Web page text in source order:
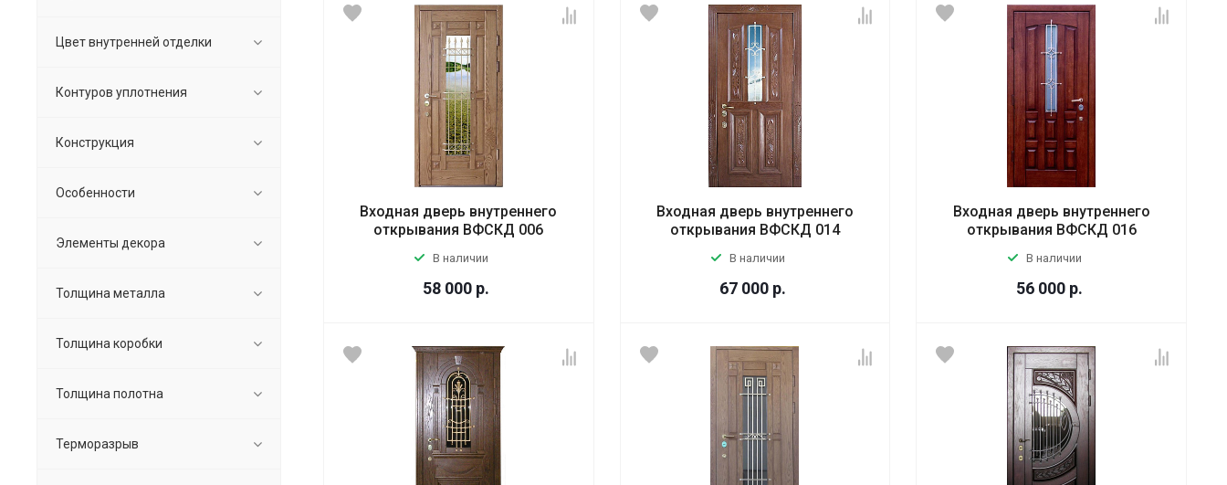
Входная дверь внутреннего
открывания ВФСКД 006
В наличии
58 000 р.
Входная дверь внутреннего
открывания ВФСКД 014
В наличии
67 000 р.
Входная дверь внутреннего
открывания ВФСКД 016
В наличии
56 000 р.
Цвет внутренней отделки
Контуров уплотнения
Конструкция
Особенности
Элементы декора
Толщина металла
Толщина коробки
Толщина полотна
Терморазрыв